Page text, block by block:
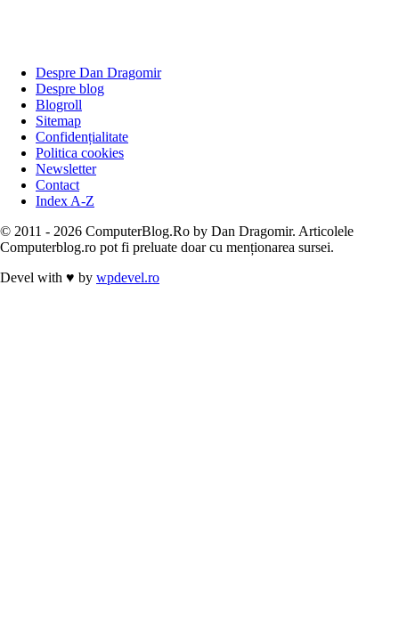
Despre Dan Dragomir
Despre blog
Blogroll
Sitemap
Confidențialitate
Politica cookies
Newsletter
Contact
Index A-Z
© 2011 - 2026 ComputerBlog.Ro by Dan Dragomir. Articolele
Computerblog.ro pot fi preluate doar cu menționarea sursei.
Devel with ♥ by wpdevel.ro